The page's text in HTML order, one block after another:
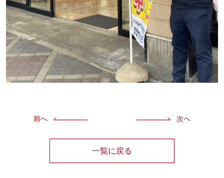
前へ 次へ
一覧に戻る